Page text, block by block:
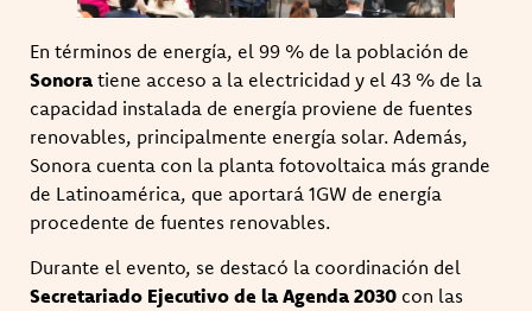
En términos de energía, el 99 % de la población de
Sonora tiene acceso a la electricidad y el 43 % de la
capacidad instalada de energía proviene de fuentes
renovables, principalmente energía solar. Además,
Sonora cuenta con la planta fotovoltaica más grande
de Latinoamérica, que aportará 1GW de energía
procedente de fuentes renovables.
Durante el evento, se destacó la coordinación del
Secretariado Ejecutivo de la Agenda 2030 con las